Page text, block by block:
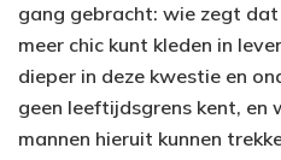
gang gebracht: wie zegt
meer chic kunt kleden in
dieper in deze kwestie en
geen leeftijdsgrens kent, en
mannen hieruit kunnen